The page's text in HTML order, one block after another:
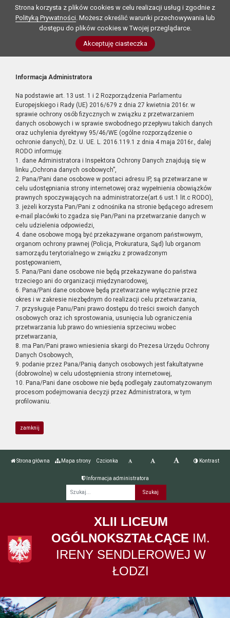
Strona korzysta z plików cookies w celu realizacji usług i zgodnie z
Polityką Prywatności. Możesz określić warunki przechowywania lub
dostępu do plików cookies w Twojej przeglądarce.
Akceptuję ciasteczka
Informacja Administratora
Na podstawie art. 13 ust. 1 i 2 Rozporządzenia Parlamentu
Europejskiego i Rady (UE) 2016/679 z dnia 27 kwietnia 2016r. w
sprawie ochrony osób fizycznych w związku z przetwarzaniem
danych osobowych i w sprawie swobodnego przepływu takich danych
oraz uchylenia dyrektywy 95/46/WE (ogólne rozporządzenie o
ochronie danych), Dz. U. UE. L. 2016.119.1 z dnia 4 maja 2016r., dalej
RODO informuję:
1. dane Administratora i Inspektora Ochrony Danych znajdują się w
linku „Ochrona danych osobowych”,
2. Pana/Pani dane osobowe w postaci adresu IP, są przetwarzane w
celu udostępniania strony internetowej oraz wypełnienia obowiązków
prawnych spoczywających na administratorze(art.6 ust.1 lit.c RODO),
3. jeżeli korzysta Pan/Pani z odnośnika na stronie będącego adresem
e-mail placówki to zgadza się Pan/Pani na przetwarzanie danych w
celu udzielenia odpowiedzi,
4. dane osobowe mogą być przekazywane organom państwowym,
organom ochrony prawnej (Policja, Prokuratura, Sąd) lub organom
samorządu terytorialnego w związku z prowadzonym
postępowaniem,
5. Pana/Pani dane osobowe nie będą przekazywane do państwa
trzeciego ani do organizacji międzynarodowej,
6. Pana/Pani dane osobowe będą przetwarzane wyłącznie przez
okres i w zakresie niezbędnym do realizacji celu przetwarzania,
7. przysługuje Panu/Pani prawo dostępu do treści swoich danych
osobowych oraz ich sprostowania, usunięcia lub ograniczenia
przetwarzania lub prawo do wniesienia sprzeciwu wobec
przetwarzania,
8. ma Pan/Pani prawo wniesienia skargi do Prezesa Urzędu Ochrony
Danych Osobowych,
9. podanie przez Pana/Panią danych osobowych jest fakultatywne
(dobrowolne) w celu udostępnienia strony internetowej,
10. Pana/Pani dane osobowe nie będą podlegały zautomatyzowanym
procesom podejmowania decyzji przez Administratora, w tym
profilowaniu.
zamknij
Strona główna Mapa strony Czcionka Kontrast
Informacja administratora
XLII LICEUM
OGÓLNOKSZTAŁCĄCE IM.
IRENY SENDLEROWEJ W
ŁODZI